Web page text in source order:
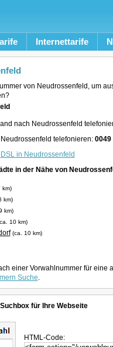
Internettarife
von Neudrossenfeld, um
nach Neudrossenfeld
telefonieren: 0049
DSL in Neudrossenfeld
in der Nähe von
km)
km)
km)
10 km)
(ca. 10 km)
einer Vorwahlnummer für eine
Suche.
für Ihre Webseite
HTML-Code: